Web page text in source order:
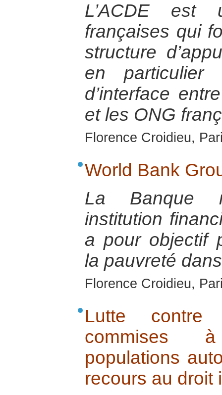
L’ACDE est
françaises qui
structure
en
d’interface
et les ONG
Florence Croidieu,
World Bank
La Banque
institution
a pour objectif
la pauvreté
Florence Croidieu,
Lutte contre
commises
populations
recours au droit